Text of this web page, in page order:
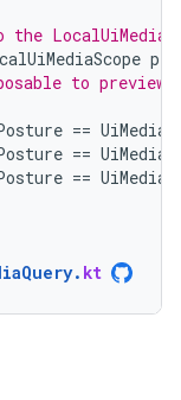
to preview.
==
==
==
. kt